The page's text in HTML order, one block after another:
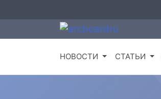
НОВОСТИ СТАТЬИ